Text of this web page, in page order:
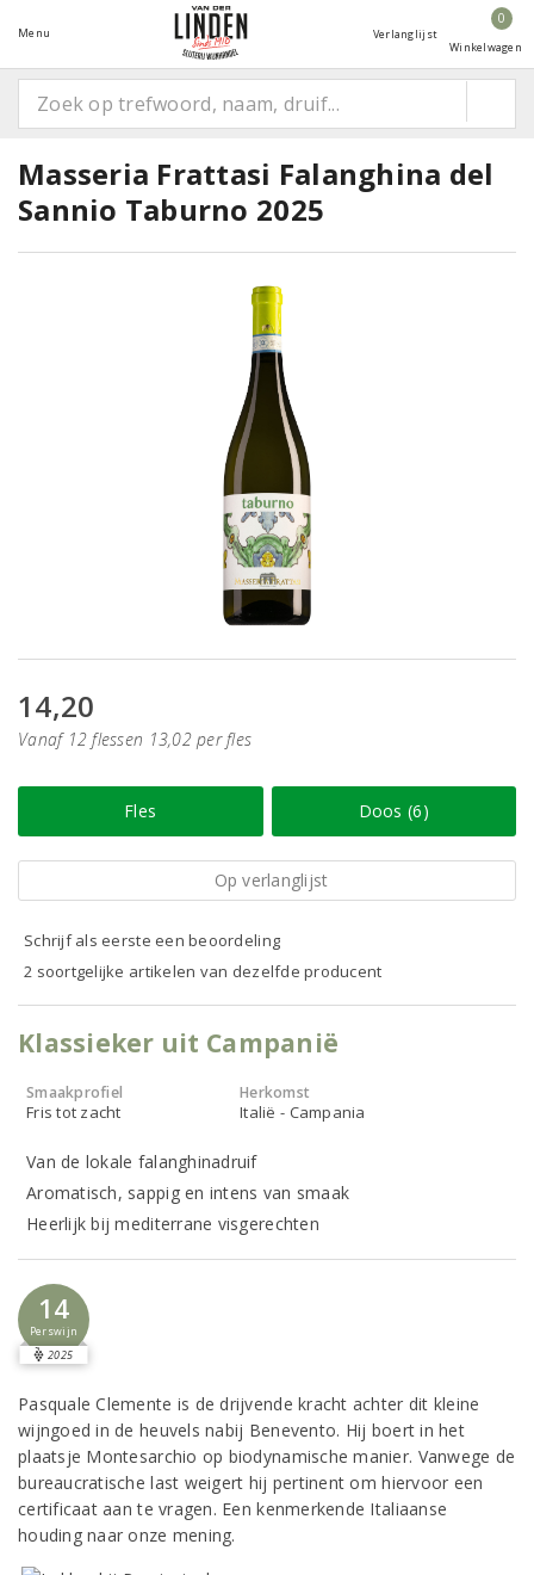
Menu Verlanglijst
0
Winkelwagen
Masseria Frattasi Falanghina del
Sannio Taburno 2025
14,20
Vanaf 12 flessen 13,02 per fles
Fles Doos (6)
Op verlanglijst
Schrijf als eerste een beoordeling
2 soortgelijke artikelen van dezelfde producent
Klassieker uit Campanië
Smaakprofiel
Fris tot zacht
Herkomst
Italië - Campania
Van de lokale falanghinadruif
Aromatisch, sappig en intens van smaak
Heerlijk bij mediterrane visgerechten
14
Perswijn
2025
Pasquale Clemente is de drijvende kracht achter dit kleine
wijngoed in de heuvels nabij Benevento. Hij boert in het
plaatsje Montesarchio op biodynamische manier. Vanwege de
bureaucratische last weigert hij pertinent om hiervoor een
certificaat aan te vragen. Een kenmerkende Italiaanse
houding naar onze mening.